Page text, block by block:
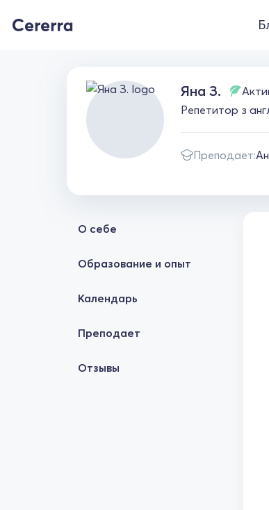
Яна З.
Репетитор з
Преподает:
О себе
Образование и опыт
Календарь
Преподает
Отзывы